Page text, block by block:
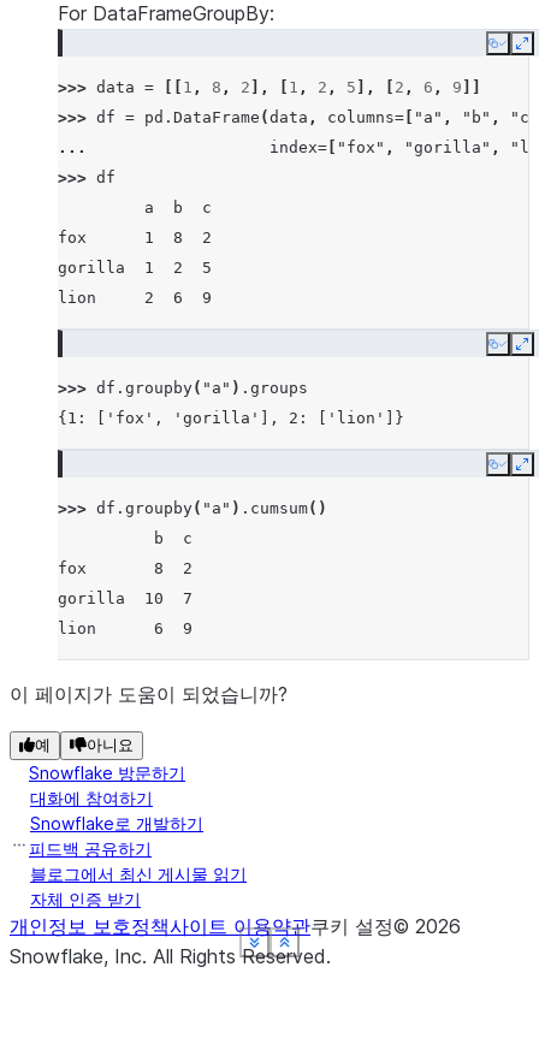
Show less
See more
Show less
See more
For DataFrameGroupBy:
Copy
>>> data = 1 , 8 , 2 ], 1 , 2 , 5 ], 2 , 6 , 9
>>> df = pd . DataFrame (data , columns= "a" , "b" ,
"c"
...
index= "fox" , "gorilla" ,
>>> df
         a  b  c
fox      1  8  2
gorilla  1  2  5
lion     2  6  9
Show less
See more
Copy
>>> df . groupby( "a" ) . groups
{1: ['fox', 'gorilla'], 2: ['lion']}
Show less
See more
Copy
>>> df . groupby( "a" ) . cumsum()
          b  c
fox       8  2
gorilla  10  7
lion      6  9
Show less
See more
이 페이지가 도움이 되었습니까?
예 아니요
Snowflake 방문하기
대화에 참여하기
Snowflake로 개발하기
피드백 공유하기
블로그에서 최신 게시물 읽기
자체 인증 받기
개인정보 보호정책사이트 이용약관쿠키 설정© 2026
Snowflake, Inc. All Rights Reserved.